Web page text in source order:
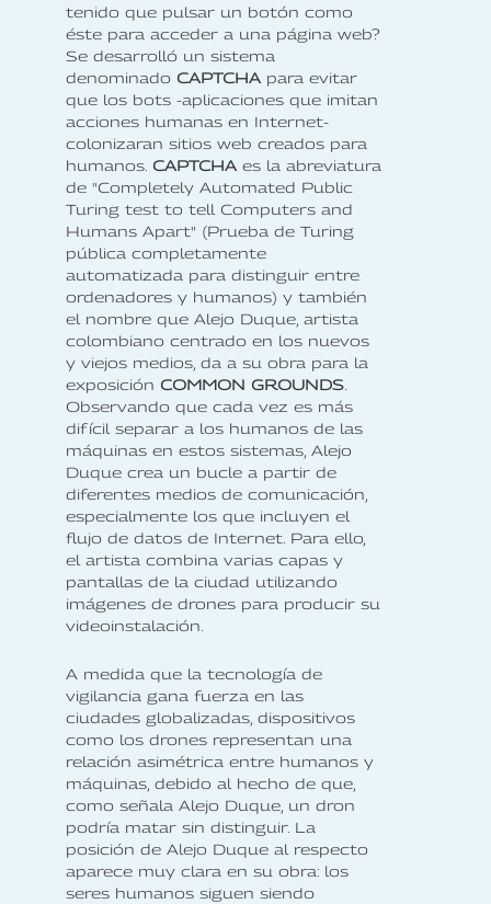
tenido que pulsar un botón como
éste para acceder a una página web?
Se desarrolló un sistema
denominado CAPTCHA para evitar
que los bots -aplicaciones que imitan
acciones humanas en Internet-
colonizaran sitios web creados para
humanos. CAPTCHA es la abreviatura
de "Completely Automated Public
Turing test to tell Computers and
Humans Apart" (Prueba de Turing
pública completamente
automatizada para distinguir entre
ordenadores y humanos) y también
el nombre que Alejo Duque, artista
colombiano centrado en los nuevos
y viejos medios, da a su obra para la
exposición COMMON GROUNDS
Observando que cada vez es más
difícil separar a los humanos de las
máquinas en estos sistemas, Alejo
Duque crea un bucle a partir de
diferentes medios de comunicación,
especialmente los que incluyen el
flujo de datos de Internet. Para ello,
el artista combina varias capas y
pantallas de la ciudad utilizando
imágenes de drones para producir su
videoinstalación.
A medida que la tecnología de
vigilancia gana fuerza en las
ciudades globalizadas, dispositivos
como los drones representan una
relación asimétrica entre humanos y
máquinas, debido al hecho de que,
como señala Alejo Duque, un dron
podría matar sin distinguir. La
posición de Alejo Duque al respecto
aparece muy clara en su obra: los
seres humanos siguen siendo